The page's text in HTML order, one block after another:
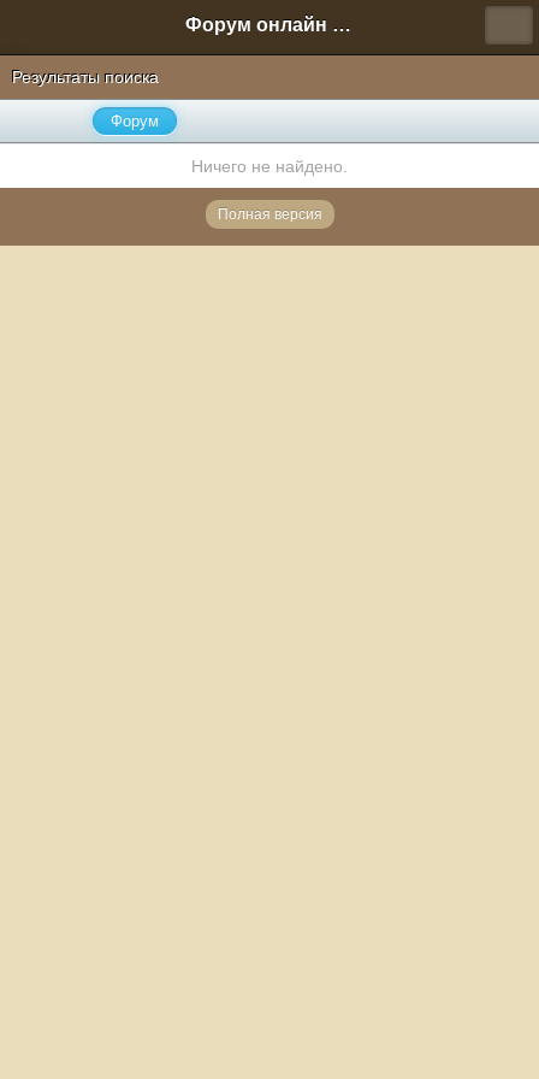
Форум онлайн игры "Новая Эра" (Нюра Биз)
Результаты поиска
Форум
Ничего не найдено.
Полная версия